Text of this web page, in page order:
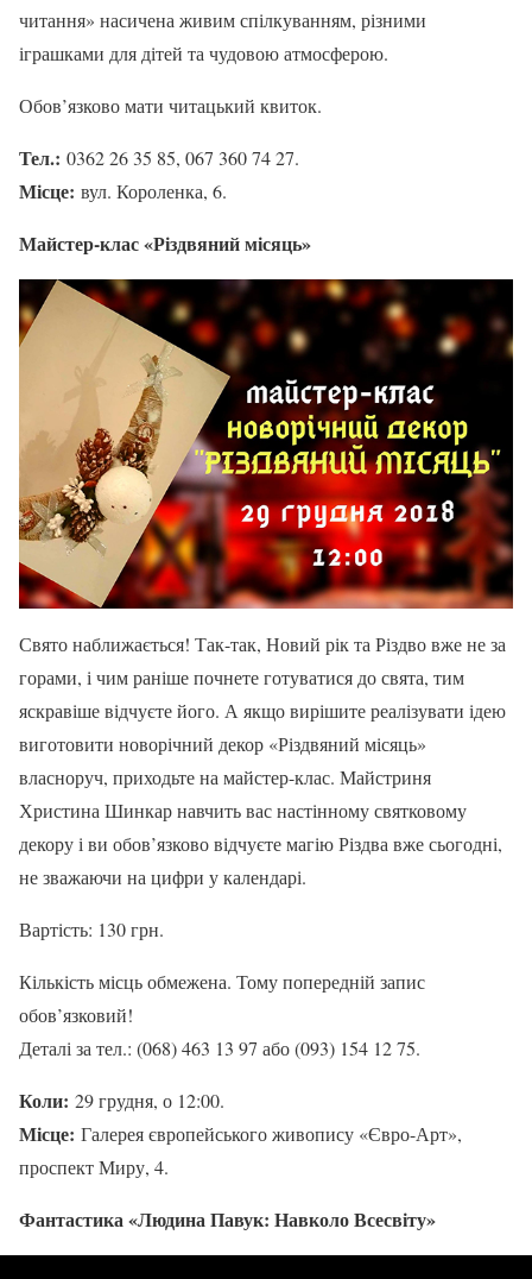
читання» насичена живим спілкуванням, різними
іграшками для дітей та чудовою атмосферою.
Обов’язково мати читацький квиток.
Тел.: 0362 26 35 85, 067 360 74 27.
Місце: вул. Короленка, 6.
Майстер-клас «Різдвяний місяць»
Свято наближається! Так-так, Новий рік та Різдво вже не за
горами, і чим раніше почнете готуватися до свята, тим
яскравіше відчуєте його. А якщо вирішите реалізувати ідею
виготовити новорічний декор «Різдвяний місяць»
власноруч, приходьте на майстер-клас. Майстриня
Христина Шинкар навчить вас настінному святковому
декору і ви обов’язково відчуєте магію Різдва вже сьогодні,
не зважаючи на цифри у календарі.
Вартість: 130 грн.
Кількість місць обмежена. Тому попередній запис
обов’язковий!
Деталі за тел.: (068) 463 13 97 або (093) 154 12 75.
Коли: 29 грудня, о 12:00.
Місце: Галерея європейського живопису «Євро-Арт»,
проспект Миру, 4.
Фантастика «Людина Павук: Навколо Всесвіту»